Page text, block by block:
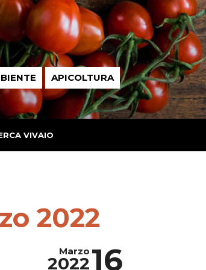
APICOLTURA
VIVAIO
2022
16
Marzo
2022